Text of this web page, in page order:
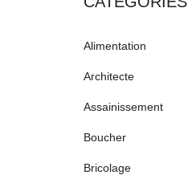
Alimentation
Architecte
Assainissement
Boucher
Bricolage